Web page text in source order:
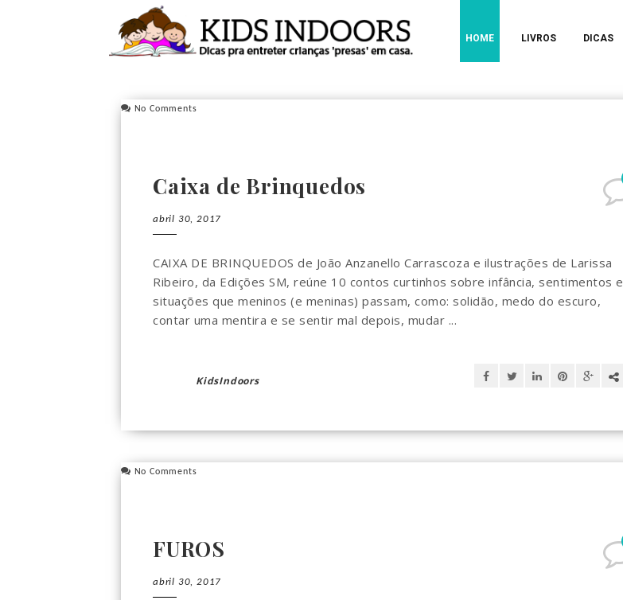
HOME LIVROS DICAS
No Comments
Caixa de Brinquedos
abril 30, 2017
CAIXA DE BRINQUEDOS de João Anzanello Carrascoza e ilustrações de Larissa
Ribeiro, da Edições SM, reúne 10 contos curtinhos sobre infância, sentimentos e
situações que meninos (e meninas) passam, como: solidão, medo do escuro,
contar uma mentira e se sentir mal depois, mudar ...
KidsIndoors
No Comments
FUROS
abril 30, 2017